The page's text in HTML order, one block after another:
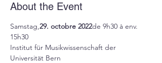
About the Event
Samstag,29. octobre 2022de 9h30 à env.
15h30
Institut für Musikwissenschaft der
Universität Bern